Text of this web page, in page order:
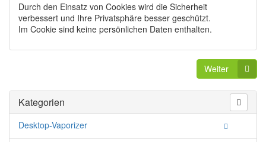
Durch den Einsatz von Cookies wird die Sicherheit
verbessert und Ihre Privatsphäre besser geschützt.
Im Cookie sind keine persönlichen Daten enthalten.
Weiter
Kategorien
Desktop-Vaporizer